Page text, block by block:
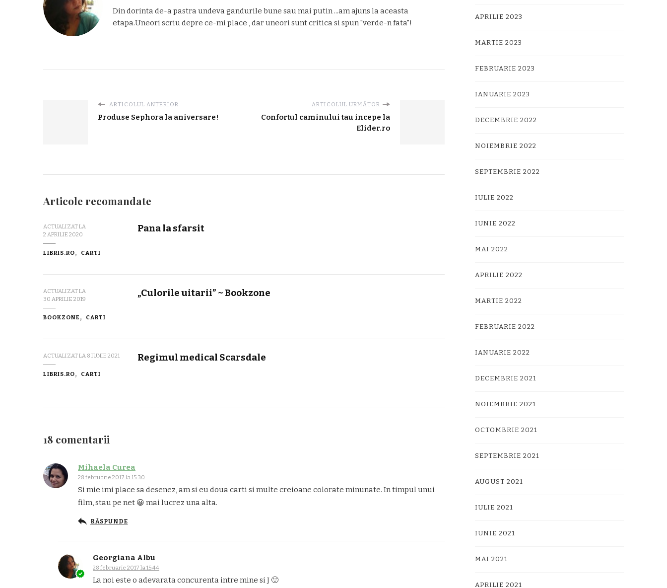
Din dorinta de-a pastra undeva gandurile bune sau mai putin ...am ajuns la aceasta
etapa.Uneori scriu depre ce-mi place , dar uneori sunt critica si spun "verde-n fata"!
ARTICOLUL ANTERIOR
Produse Sephora la aniversare!
ARTICOLUL URMĂTOR
Confortul caminului tau incepe la
Elider.ro
Articole recomandate
ACTUALIZAT LA
2 APRILIE 2020
LIBRIS.RO CARTI
Pana la sfarsit
ACTUALIZAT LA
30 APRILIE 2019
BOOKZONE CARTI
„Culorile uitarii” ~ Bookzone
ACTUALIZAT LA 8 IUNIE 2021
LIBRIS.RO CARTI
Regimul medical Scarsdale
18 comentarii
Mihaela Curea
28 februarie 2017 la 15:30
Si mie imi place sa desenez, am si eu doua carti si multe creioane colorate minunate. In timpul unui
film, stau pe net 😀 mai lucrez una alta.
RĂSPUNDE
Georgiana Albu
28 februarie 2017 la 15:44
La noi este o adevarata concurenta intre mine si J 🙂
APRILIE 2023
MARTIE 2023
FEBRUARIE 2023
IANUARIE 2023
DECEMBRIE 2022
NOIEMBRIE 2022
SEPTEMBRIE 2022
IULIE 2022
IUNIE 2022
MAI 2022
APRILIE 2022
MARTIE 2022
FEBRUARIE 2022
IANUARIE 2022
DECEMBRIE 2021
NOIEMBRIE 2021
OCTOMBRIE 2021
SEPTEMBRIE 2021
AUGUST 2021
IULIE 2021
IUNIE 2021
MAI 2021
APRILIE 2021